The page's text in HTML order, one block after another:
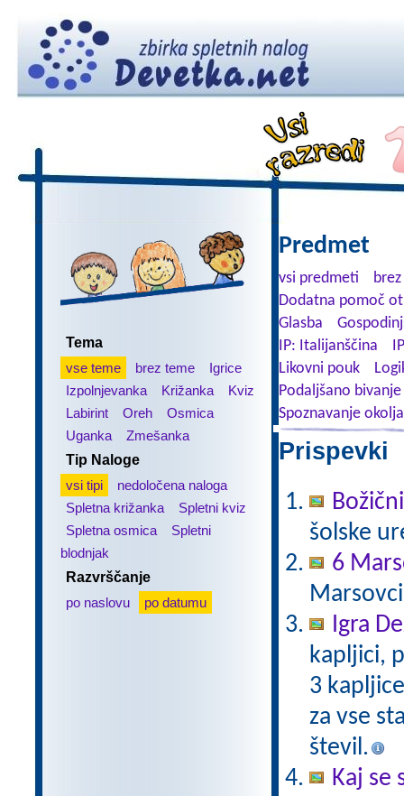
Tema
vse teme
brez teme
Igrice
Izpolnjevanka
Križanka
Kviz
Labirint
Oreh
Osmica
Uganka
Zmešanka
Tip Naloge
vsi tipi
nedoločena naloga
Spletna križanka
Spletni kviz
Spletna osmica
Spletni
blodnjak
Razvrščanje
po naslovu
po datumu
Predmet
vsi predmeti
Dodatna pomoč
Glasba
IP: Italijanščina
Likovni pouk
Podaljšano bivanje
Spoznavanje okolja
Prispevki
šolske
6
Igra
kapljici,
3
za vse
števil.
Kaj se